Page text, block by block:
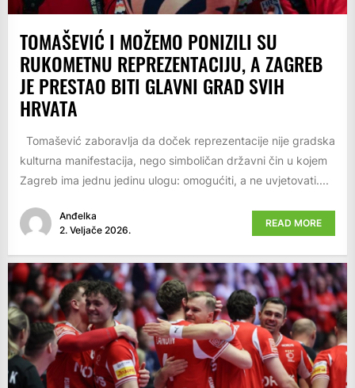
TOMAŠEVIĆ I MOŽEMO PONIZILI SU
RUKOMETNU REPREZENTACIJU, A ZAGREB
JE PRESTAO BITI GLAVNI GRAD SVIH
HRVATA
Tomašević zaboravlja da doček reprezentacije nije gradska
kulturna manifestacija, nego simboličan državni čin u kojem
Zagreb ima jednu jedinu ulogu: omogućiti, a ne uvjetovati....
Anđelka
2. Veljače 2026.
READ MORE